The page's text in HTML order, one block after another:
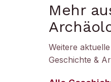
Mehr
Weitere
Geschichte &